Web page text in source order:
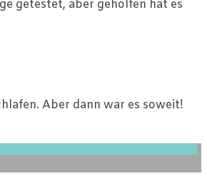
getestet, aber geholfen hat es
Aber dann war es soweit!